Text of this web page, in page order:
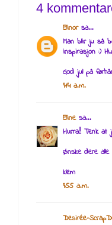
4
Elinorsa...
Man blir ju så
inspirasjon :)
God jul på
9:14 a.m.
Elinesa...
Hurra!! Tenk at
Ønske dere
klem
9:55 a.m.
Desirée-